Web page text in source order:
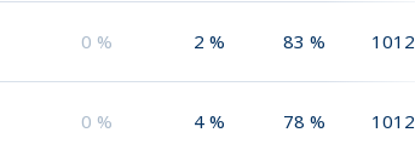
0 % 2 % 83 % 1012
0 % 4 % 78 % 1012